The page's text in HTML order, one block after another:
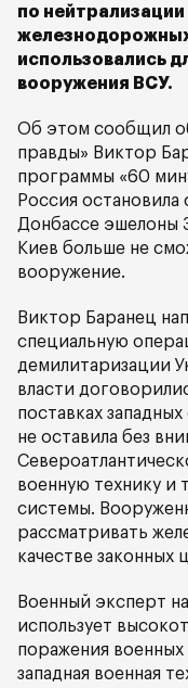
по
использовались
вооружения ВСУ.
Об этом сообщил
правды» Виктор
программы «60
Россия
Донбассе эшелоны
Киев больше не
вооружение.
Виктор Баранец
специальную
демилитаризации
власти
поставках
не оставила без
военную технику и
системы.
рассматривать
качестве законных
Военный эксперт
использует
поражения военных
западная военная